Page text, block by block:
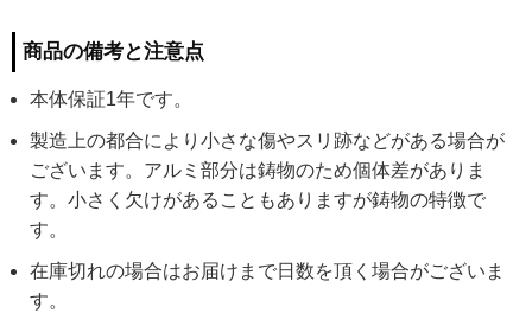
商品の備考と注意点
本体保証1年です。
製造上の都合により小さな傷やスリ跡などがある場合が
ございます。アルミ部分は鋳物のため個体差がありま
す。小さく欠けがあることもありますが鋳物の特徴で
す。
在庫切れの場合はお届けまで日数を頂く場合がございま
す。